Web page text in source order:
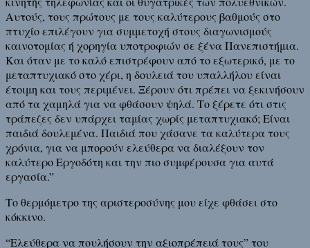
Αυτούς, τους πρώτους με τους καλύτερους βαθμούς στο
πτυχίο επιλέγουν για συμμετοχή στους διαγωνισμούς
καινοτομίας ή χορηγία υποτροφιών σε ξένα Πανεπιστήμια.
Και όταν με το καλό επιστρέφουν από το εξωτερικό, με το
μεταπτυχιακό στο χέρι, η δουλειά του υπαλλήλου είναι
έτοιμη και τους περιμένει. Ξέρουν ότι πρέπει να ξεκινήσουν
από τα χαμηλά για να φθάσουν ψηλά. Το ξέρετε ότι στις
τράπεζες δεν υπάρχει ταμίας χωρίς μεταπτυχιακό; Είναι
παιδιά δουλεμένα. Παιδιά που χάσανε τα καλύτερα τους
χρόνια, για να μπορούν ελεύθερα να διαλέξουν τον
καλύτερο Εργοδότη και την πιο συμφέρουσα για αυτά
εργασία.”
Το θερμόμετρο της αριστεροσύνης μου είχε φθάσει στο
κόκκινο.
“Ελεύθερα να πουλήσουν την αξιοπρέπειά τους” του